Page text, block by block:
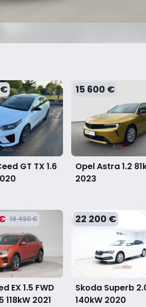
GT TX 1.6
15 600 €
Opel Astra 1.2
2023
19 490 €
EX 1.5 FWD
118kW 2021
22 200 €
Skoda Superb
140kW 2020